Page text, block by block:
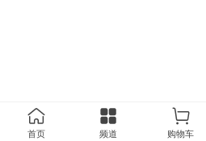
首页 频道 购物车